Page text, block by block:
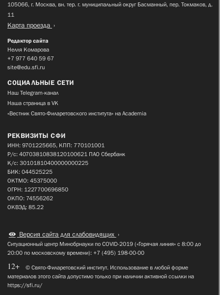
105066, г. Москва, вн. тер. г. муниципальный округ Басманный, пер. Токмаков, д.
11
Карта проезда
Редактор сайта
Нелля Комарова
+7 977 640 59 67
site@edu.sfi.ru
СОЦИАЛЬНЫЕ СЕТИ
Наш Telegram-канал
Наша страница в VK
«Вестник Свято-Филаретовского института» на Academia
РЕКВИЗИТЫ СФИ
ИНН: 9701225665, КПП: 770101001
Р/с: 40703810838120100621 ПАО Сбербанк
К/с: 30101810400000000225
БИК: 044525225
ОКТМО: 45375000
ОГРН: 1227700696850
ОКПО: 74556262
ОКВЭД: 85.22
Версия сайта для слабовидящих
Ситуационный центр Минобрнауки по COVID-2019 («Горячая линия» с 8:00 до
20:00 по московскому времени): +7 (495) 198-00-00
12+
© Свято-Филаретовский институт. Использование в любой форме
материалов этого сайта допустимо только при наличии активной ссылки на
https://sfi.ru/